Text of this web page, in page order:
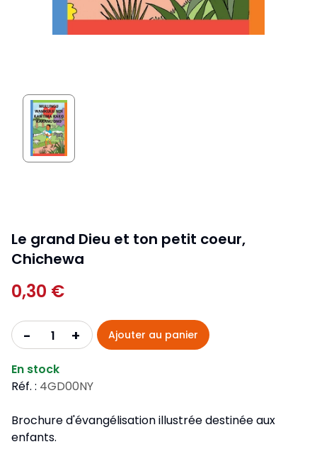
Le grand Dieu et ton petit coeur,
Chichewa
0,30 €
- + Ajouter au panier
En stock
Réf. : 4GD00NY
Brochure d'évangélisation illustrée destinée aux
enfants.